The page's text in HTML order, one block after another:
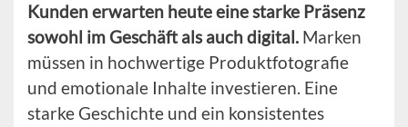
Kunden erwarten heute eine starke Präsenz
sowohl im Geschäft als auch digital. Marken
müssen in hochwertige Produktfotografie
und emotionale Inhalte investieren. Eine
starke Geschichte und ein konsistentes